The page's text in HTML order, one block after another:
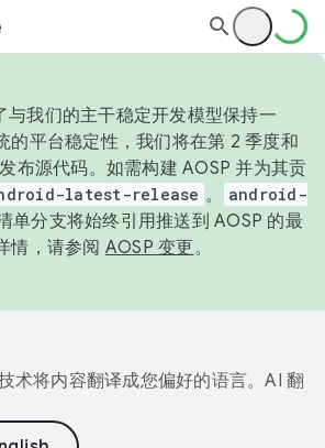
与我们的主干稳定开发模型保持一
的平台稳定性，我们将在第 2 季度和
布源代码。如需构建 AOSP 并为其贡
latest-release 。
android-
单分支将始终引用推送到 AOSP 的最
情，请参阅 AOSP 变更。
术将内容翻译成您偏好的语言。AI 翻